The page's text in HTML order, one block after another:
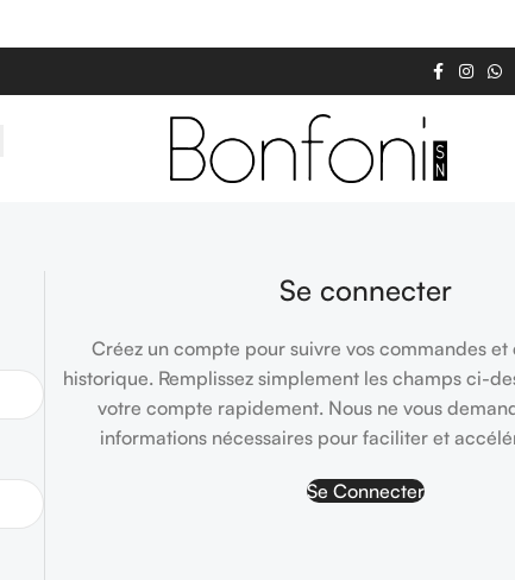
Se connecter
Créez un compte pour suivre vos commandes et
historique. Remplissez simplement les champs ci-
votre compte rapidement. Nous ne vous
informations nécessaires pour faciliter et
Se Connecter